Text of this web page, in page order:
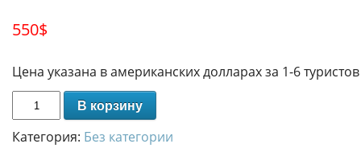
550$
Цена указана в американских долларах за 1-6 туристов
В корзину
Категория: Без категории